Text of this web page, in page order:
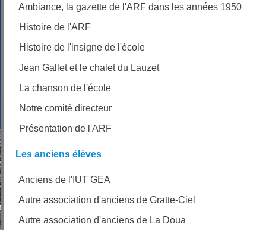
Ambiance, la gazette de l'ARF dans les années 1950
Histoire de l'ARF
Histoire de l'insigne de l'école
Jean Gallet et le chalet du Lauzet
La chanson de l'école
Notre comité directeur
Présentation de l'ARF
Les anciens élèves
Anciens de l'IUT GEA
Autre association d'anciens de Gratte-Ciel
Autre association d'anciens de La Doua